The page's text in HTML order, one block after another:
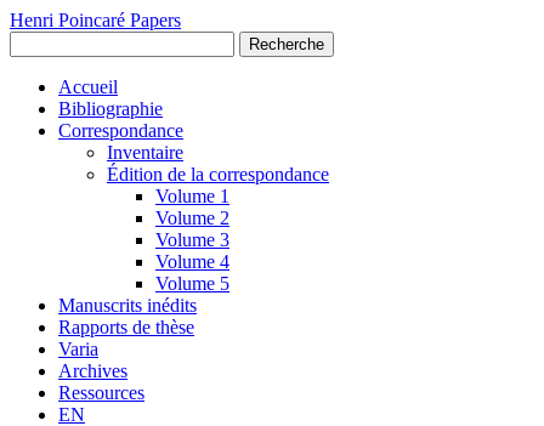
Henri Poincaré Papers
Recherche
Accueil
Bibliographie
Correspondance
Inventaire
Édition de la correspondance
Volume 1
Volume 2
Volume 3
Volume 4
Volume 5
Manuscrits inédits
Rapports de thèse
Varia
Archives
Ressources
EN